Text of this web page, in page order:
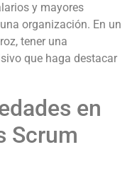
y mayores
organización. En un
tener una
que haga destacar
en
Scrum